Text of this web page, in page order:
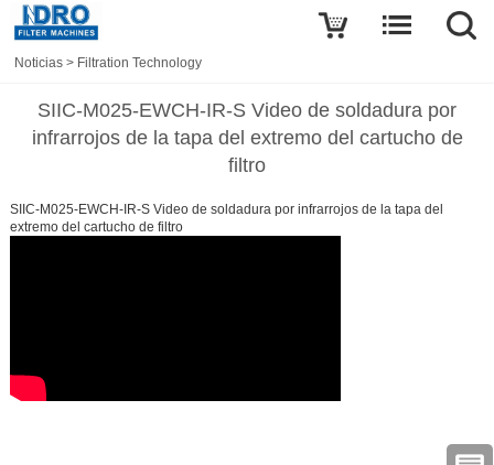
Noticias > Filtration Technology
SIIC-M025-EWCH-IR-S Video de soldadura por
infrarrojos de la tapa del extremo del cartucho de
filtro
SIIC-M025-EWCH-IR-S Video de soldadura por infrarrojos de la tapa del
extremo del cartucho de filtro